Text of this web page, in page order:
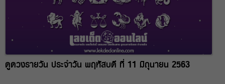
ดูดวงรายวัน ประจำวัน พฤหัสบดี ที่ 11 มิถุนายน 2563